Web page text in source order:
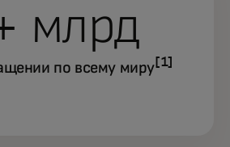
млрд
по всему миру[1]